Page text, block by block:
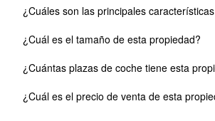
¿Cuáles son las principales
¿Cuál es el tamaño de esta propiedad?
¿Cuántas plazas de coche tiene esta
¿Cuál es el precio de venta de esta